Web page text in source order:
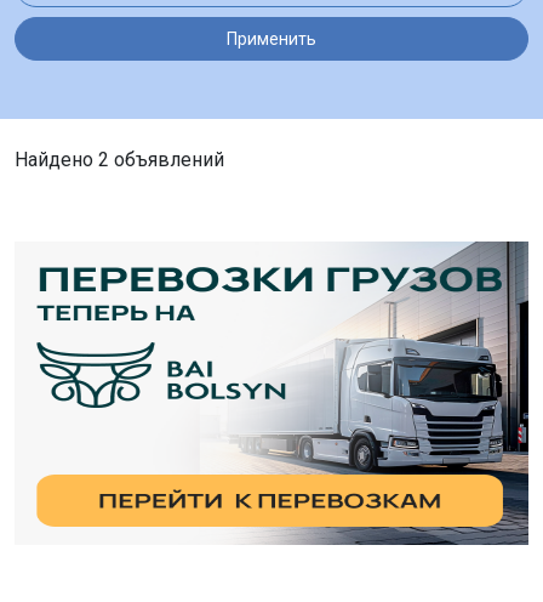
Применить
Найдено 2 объявлений